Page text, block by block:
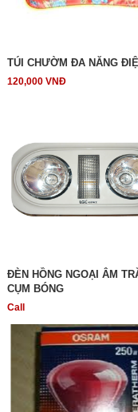
TÚI CHƯỜM ĐA NĂNG
120,000 VNĐ
ĐÈN HỒNG NGOẠI ÂM
CỤM BÓNG
Call